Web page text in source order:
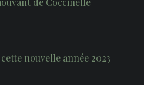
nouvelle année 2023